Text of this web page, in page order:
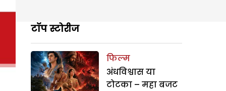
टॉप स्टोरीज
फिल्म
अंधविश्वास या
टोटका – महा बजट